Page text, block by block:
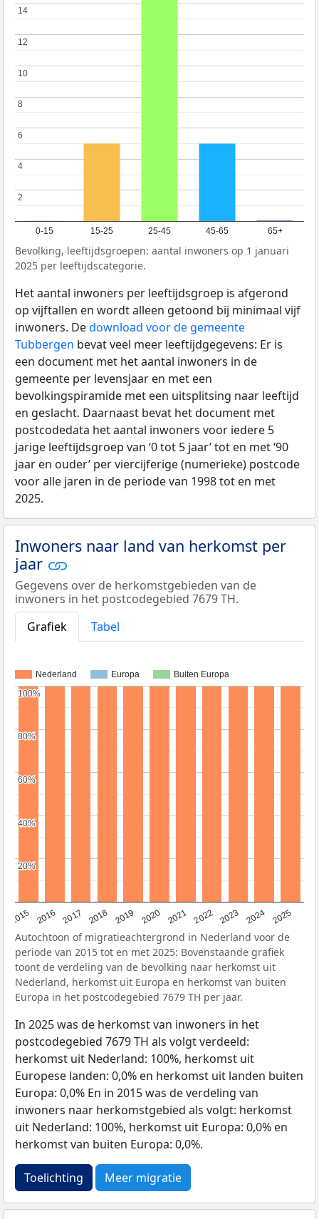
0-15 15-25 25-45 45-65 65+
2
2
4
4
6
6
8
8
10
10
12
12
14
14
Bevolking, leeftijdsgroepen: aantal inwoners op 1 januari
2025 per leeftijdscategorie.
Het aantal inwoners per leeftijdsgroep is afgerond
op vijftallen en wordt alleen getoond bij minimaal vijf
inwoners. Dedownload voor de gemeente
Tubbergen bevat veel meer leeftijdgegevens: Er is
een document met het aantal inwoners in de
gemeente per levensjaar en met een
bevolkingspiramide met een uitsplitsing naar leeftijd
en geslacht. Daarnaast bevat het document met
postcodedata het aantal inwoners voor iedere 5
jarige leeftijdsgroep van ‘0 tot 5 jaar’ tot en met ‘90
jaar en ouder’ per viercijferige (numerieke) postcode
voor alle jaren in de periode van 1998 tot en met
2025.
Inwoners naar land van herkomst per
jaar
Gegevens over de herkomstgebieden van de
inwoners in het postcodegebied 7679 TH.
Grafiek
Tabel
Nederland Europa Buiten Europa
2015 2016 2017 2018 2019 2020 2021 2022 2023 2024 2025
20%
20%
40%
40%
60%
60%
80%
80%
100%
100%
Autochtoon of migratieachtergrond in Nederland voor de
periode van 2015 tot en met 2025: Bovenstaande grafiek
toont de verdeling van de bevolking naar herkomst uit
Nederland, herkomst uit Europa en herkomst van buiten
Europa in het postcodegebied 7679 TH per jaar.
In 2025 was de herkomst van inwoners in het
postcodegebied 7679 TH als volgt verdeeld:
herkomst uit Nederland: 100%, herkomst uit
Europese landen: 0,0% en herkomst uit landen buiten
Europa: 0,0% En in 2015 was de verdeling van
inwoners naar herkomstgebied als volgt: herkomst
uit Nederland: 100%, herkomst uit Europa: 0,0% en
herkomst van buiten Europa: 0,0%.
Toelichting Meer migratie